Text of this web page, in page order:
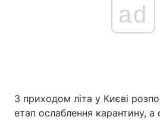
ad
З приходом літа у Києві
етап ослаблення карантину, а